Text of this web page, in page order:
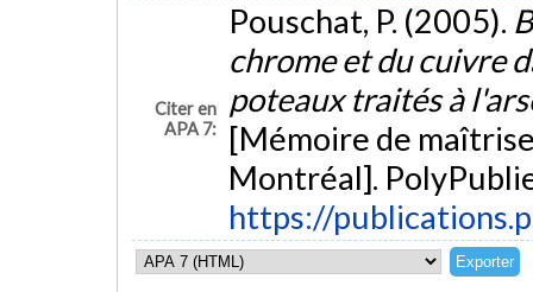
Citer en
APA 7:
Pouschat, P. (2005).
chrome et du cuivre
poteaux traités à
[Mémoire de
Montréal].
https://